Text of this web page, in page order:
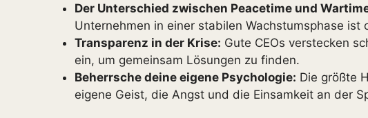
Der Unterschied zwischen Peacetime und
Unternehmen in einer stabilen Wachstumsphase
Transparenz in der Krise: Gute CEOs verstecken
ein, um gemeinsam Lösungen zu finden.
Beherrsche deine eigene Psychologie: Die größte
eigene Geist, die Angst und die Einsamkeit an der